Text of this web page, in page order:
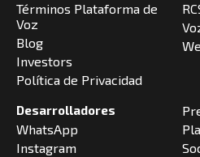
Términos Plataforma de
Voz
Blog
Investors
Política de Privacidad
Desarrolladores
WhatsApp
Instagram